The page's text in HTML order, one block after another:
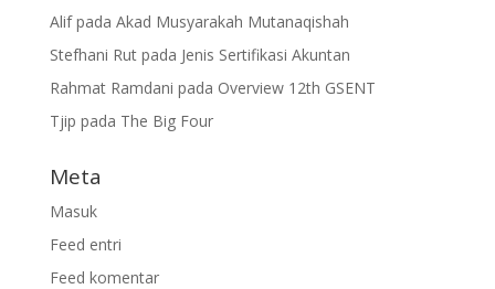
Alifpada Akad Musyarakah Mutanaqishah
Stefhani Rutpada Jenis Sertifikasi Akuntan
Rahmat Ramdani pada Overview 12th GSENT
Tjip pada The Big Four
Meta
Masuk
Feed entri
Feed komentar